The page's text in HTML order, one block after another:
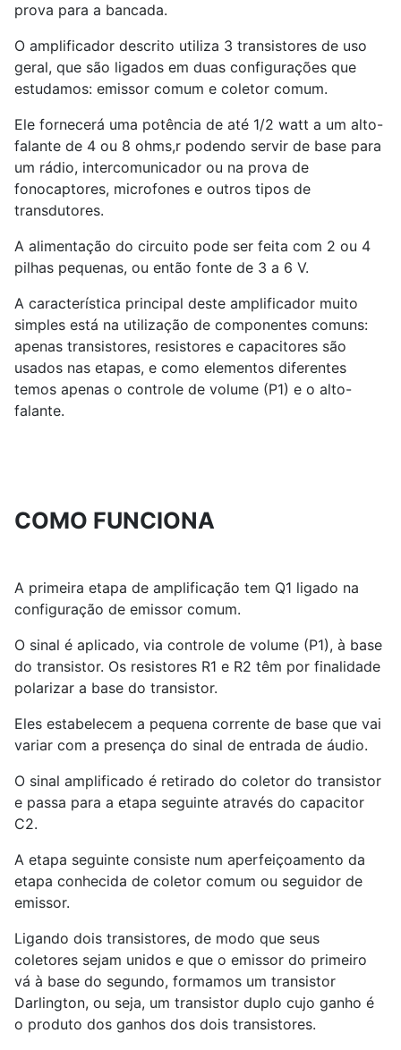
prova para a bancada.
O amplificador descrito utiliza 3 transistores de uso
geral, que são ligados em duas configurações que
estudamos: emissor comum e coletor comum.
Ele fornecerá uma potência de até 1/2 watt a um alto-
falante de 4 ou 8 ohms,r podendo servir de base para
um rádio, intercomunicador ou na prova de
fonocaptores, microfones e outros tipos de
transdutores.
A alimentação do circuito pode ser feita com 2 ou 4
pilhas pequenas, ou então fonte de 3 a 6 V.
A característica principal deste amplificador muito
simples está na utilização de componentes comuns:
apenas transistores, resistores e capacitores são
usados nas etapas, e como elementos diferentes
temos apenas o controle de volume (P1) e o alto-
falante.
COMO FUNCIONA
A primeira etapa de amplificação tem Q1 ligado na
configuração de emissor comum.
O sinal é aplicado, via controle de volume (P1), à base
do transistor. Os resistores R1 e R2 têm por finalidade
polarizar a base do transistor.
Eles estabelecem a pequena corrente de base que vai
variar com a presença do sinal de entrada de áudio.
O sinal amplificado é retirado do coletor do transistor
e passa para a etapa seguinte através do capacitor
C2.
A etapa seguinte consiste num aperfeiçoamento da
etapa conhecida de coletor comum ou seguidor de
emissor.
Ligando dois transistores, de modo que seus
coletores sejam unidos e que o emissor do primeiro
vá à base do segundo, formamos um transistor
Darlington, ou seja, um transistor duplo cujo ganho é
o produto dos ganhos dos dois transistores.